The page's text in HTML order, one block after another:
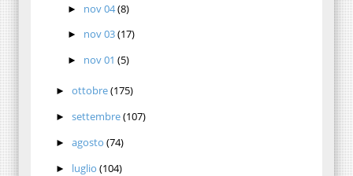
► nov 04(8)
► nov 03(17)
► nov 01(5)
► ottobre(175)
► settembre(107)
► agosto (74)
► luglio (104)